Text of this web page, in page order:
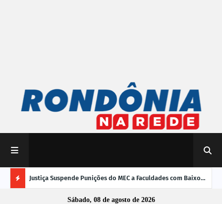
Justiça Suspende Punições do MEC a Faculdades com Baixo
Desempenho no EnamedSábado, 08 de agosto de 2026